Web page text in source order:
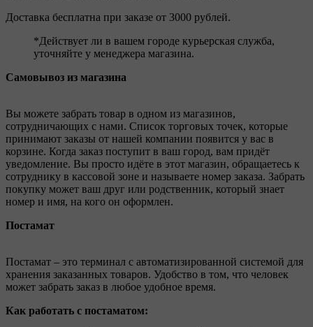
Доставка бесплатна при заказе от 3000 рублей.
*Действует ли в вашем городе курьерская служба,
уточняйте у менеджера магазина.
Самовывоз из магазина
Вы можете забрать товар в одном из магазинов,
сотрудничающих с нами. Список торговых точек, которые
принимают заказы от нашей компании появится у вас в
корзине. Когда заказ поступит в ваш город, вам придёт
уведомление. Вы просто идёте в этот магазин, обращаетесь к
сотруднику в кассовой зоне и называете номер заказа. Забрать
покупку может ваш друг или родственник, который знает
номер и имя, на кого он оформлен.
Постамат
Постамат – это терминал с автоматизированной системой для
хранения заказанных товаров. Удобство в том, что человек
может забрать заказ в любое удобное время.
Как работать с постаматом: